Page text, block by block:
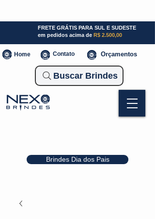
Brindes Dia dos Pais
FRETE GRÁTIS PARA SUL E SUDESTE
em pedidos acima de R$ 2.500,00
Home Contato Orçamentos
Buscar Brindes